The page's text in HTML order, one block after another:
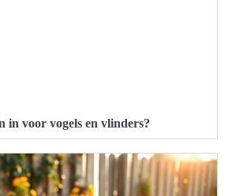
in voor vogels en vlinders?